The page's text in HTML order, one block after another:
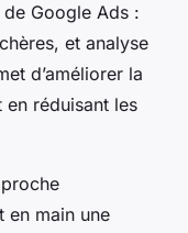
Google Ads :
et analyse
d’améliorer la
réduisant les
en main une